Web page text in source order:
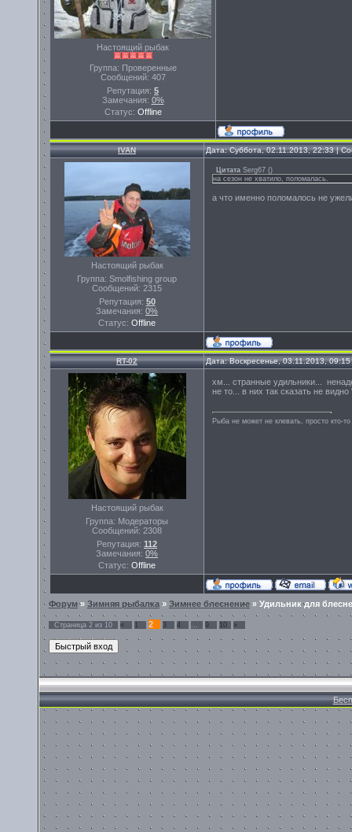
Настоящий рыбак
Группа: Проверенные
Сообщений: 407
Репутация: 5
Замечания: 0%
Статус: Offline
IVAN Дата: Суббота, 02.11.2013, 22:33 |
Настоящий рыбак
Группа: Smolfishing group
Сообщений: 2315
Репутация: 50
Замечания: 0%
Статус: Offline
Цитата Serg67 ()
на сезон не хватило, поломалась.
а что именно поломалось не
RT-02 Дата: Воскресенье, 03.11.2013,
Настоящий рыбак
Группа: Модераторы
Сообщений: 2308
Репутация: 112
Замечания: 0%
Статус: Offline
хм... странные удильники...
не то... в них так сказать не
Рыба не может не клевать, просто кто-
Форум» Зимняя рыбалка » Зимнее блеснение »Удильник для
Страница 2 из 10 « 1 2 3 4 … 9 10 »